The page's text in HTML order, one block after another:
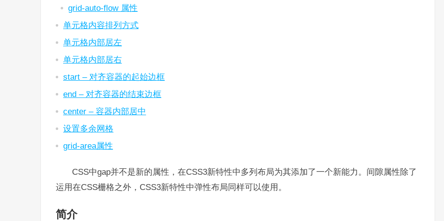
grid-auto-flow 属性
单元格内容排列方式
单元格内部居左
单元格内部居右
start – 对齐容器的起始边框
end – 对齐容器的结束边框
center – 容器内部居中
设置多余网格
grid-area属性
CSS中gap并不是新的属性，在CSS3新特性中多列布局为其添加了一个新能力。间隙属性除了
运用在CSS栅格之外，CSS3新特性中弹性布局同样可以使用。
简介